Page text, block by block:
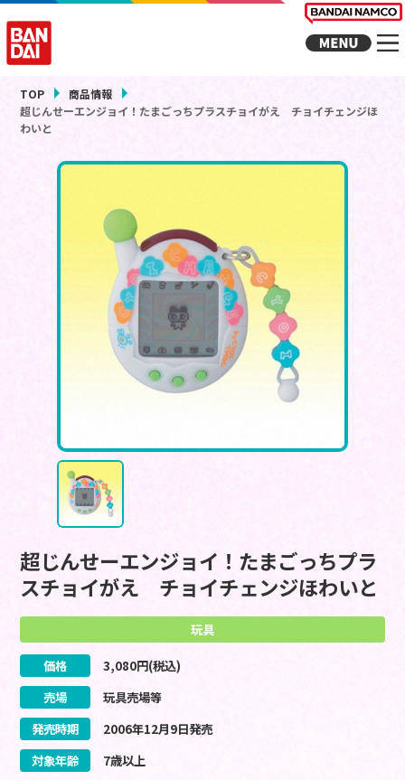
TOP
商品情報
超じんせーエンジョイ！たまごっちプラスチョイがえ チョイチェンジほ
わいと
超じんせーエンジョイ！たまごっちプラ
スチョイがえ チョイチェンジほわいと
玩具
価格 3,080円(税込)
売場
玩具売場等
発売時期
2006年12月9日発売
対象年齢
7歳以上